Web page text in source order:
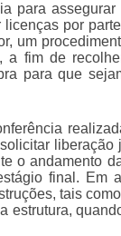
para
por
, um
fim de
para que
o andamento
final. Em
tais
estrutura,